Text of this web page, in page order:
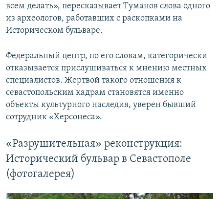
всем делать», пересказывает Туманов слова одного
из археологов, работавших с раскопками на
Историческом бульваре.
Федеральный центр, по его словам, категорически
отказывается прислушиваться к мнению местных
специалистов. Жертвой такого отношения к
севастопольским кадрам становятся именно
объекты культурного наследия, уверен бывший
сотрудник «Херсонеса».
«Разрушительная» реконструкция:
Исторический бульвар в Севастополе
(фотогалерея)